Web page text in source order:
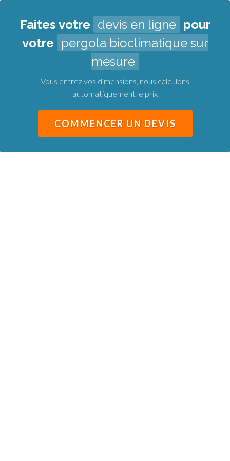
Faites votre devis en ligne pour
votre pergola bioclimatique sur
mesure
Vous entrez vos dimensions, nous calculons
automatiquement le prix
COMMENCER UN DEVIS